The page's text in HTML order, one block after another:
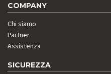
COMPANY
Chi siamo
Partner
Assistenza
SICUREZZA